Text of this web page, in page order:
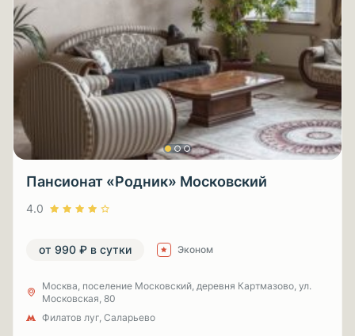
Пансионат «Родник» Московский
4.0
от 990 ₽ в сутки Эконом
Москва, поселение Московский, деревня Картмазово, ул.
Московская, 80
Филатов луг, Саларьево